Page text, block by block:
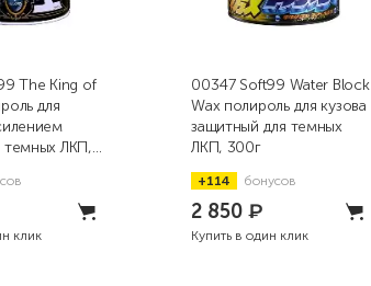
The King of
для
темных ЛКП,
клик
00347 Soft99 Water Block
Wax полироль для кузова
защитный для темных
ЛКП, 300г
+114 бонусов
2 850₽
Купить в один клик